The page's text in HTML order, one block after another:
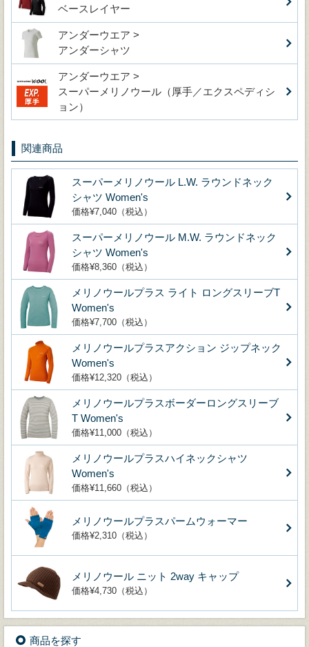
ベースレイヤー
アンダーウエア >
アンダーシャツ
アンダーウエア >
スーパーメリノウール（厚手／エクスペディシ
ョン）
関連商品
スーパーメリノウール L.W. ラウンドネック
シャツ Women's
価格¥7,040（税込）
スーパーメリノウール M.W. ラウンドネック
シャツ Women's
価格¥8,360（税込）
メリノウールプラス ライト ロングスリーブT
Women's
価格¥7,700（税込）
メリノウールプラスアクション ジップネック
Women's
価格¥12,320（税込）
メリノウールプラスボーダーロングスリーブ
T Women's
価格¥11,000（税込）
メリノウールプラスハイネックシャツ
Women's
価格¥11,660（税込）
メリノウールプラスパームウォーマー
価格¥2,310（税込）
メリノウール ニット 2way キャップ
価格¥4,730（税込）
商品を探す